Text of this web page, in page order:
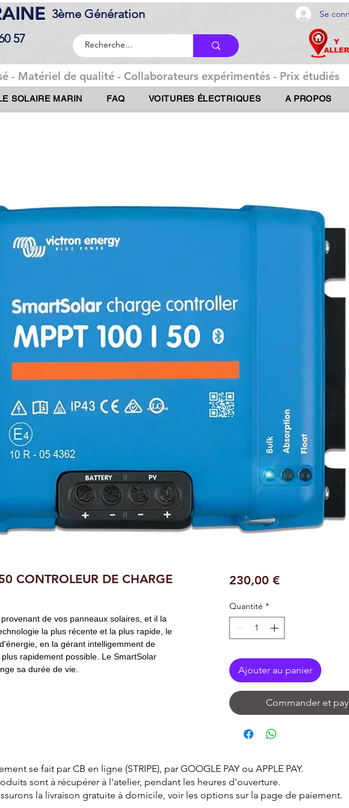
3ème Génération Se
57
- Matériel de qualité - Collaborateurs expérimentés - Prix étudiés
SOLAIRE MARIN FAQ VOITURES ÉLECTRIQUES A PROPOS
CONTROLEUR DE CHARGE
de vos panneaux solaires, et il la
la plus récente et la plus rapide, le
en la gérant intelligemment de
rapidement possible. Le SmartSolar
sa durée de vie.
230,00 €Prix
Quantité *
Ajouter au panier
Commander et
se fait par CB en ligne (STRIPE), par GOOGLE PAY ou APPLE PAY.
sont à récupérer à l'atelier, pendant les heures d'ouverture.
la livraison gratuite à domicile, voir les options sur la page de paiement.